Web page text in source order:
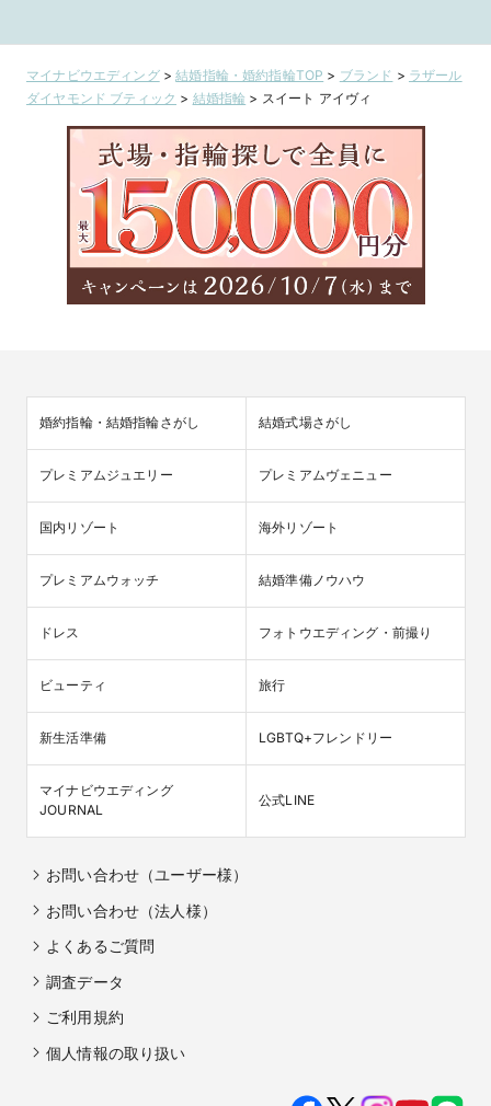
マイナビウエディング>結婚指輪・婚約指輪TOP > ブランド > ラザール
ダイヤモンド ブティック > 結婚指輪 > スイート アイヴィ
婚約指輪・結婚指輪さがし 結婚式場さがし
プレミアムジュエリー プレミアムヴェニュー
国内リゾート 海外リゾート
プレミアムウォッチ 結婚準備ノウハウ
ドレス フォトウエディング・前撮り
ビューティ 旅行
新生活準備 LGBTQ+フレンドリー
マイナビウエディング
JOURNAL
公式LINE
お問い合わせ（ユーザー様）
お問い合わせ（法人様）
よくあるご質問
調査データ
ご利用規約
個人情報の取り扱い